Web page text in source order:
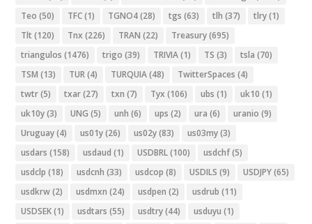
Teo (50) TFC(1) TGNO4(28) tgs (63) tlh (37) tlry(1)
Tlt (120) Tnx (226) TRAN (22) Treasury(695)
triangulos (1476) trigo (39) TRIVIA(1) TS (3) tsla (70)
TSM (13) TUR(4) TURQUIA(48) TwitterSpaces (4)
twtr(5) txar(27) txn (7) Tyx (106) ubs (1) uk10 (1)
uk10y(3) UNG (5) unh (6) ups (2) ura (6) uranio (9)
Uruguay(4) us01y(26) us02y(83) us03my(3)
usdars (158) usdaud (1) USDBRL(100) usdchf(5)
usdclp (18) usdcnh (33) usdcop (8) USDILS (9) USDJPY(65)
usdkrw(2) usdmxn (24) usdpen (2) usdrub (11)
USDSEK(1) usdtars (55) usdtry(44) usduyu (1)